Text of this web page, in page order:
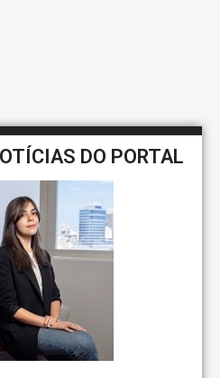
DO PORTAL